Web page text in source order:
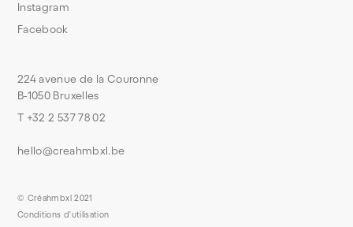
224 avenue de la Couronne
B-1050 Bruxelles
T +32 2 537 78 02
hello@creahmbxl.be
Instagram
Facebook
© Créahmbxl 2021
Conditions d'utilisation